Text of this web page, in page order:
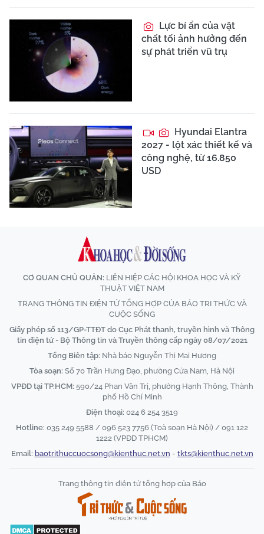
Lực bí ẩn của vật
chất tối ảnh hưởng đến
sự phát triển vũ trụ
Hyundai Elantra
2027 - lột xác thiết kế và
công nghệ, từ 16.850
USD
CƠ QUAN CHỦ QUẢN: LIÊN HIỆP CÁC HỘI KHOA HỌC VÀ KỸ
THUẬT VIỆT NAM
TRANG THÔNG TIN ĐIỆN TỬ TỔNG HỢP CỦA BÁO TRI THỨC VÀ
CUỘC SỐNG
Giấy phép số 113/GP-TTĐT do Cục Phát thanh, truyền hình và Thông
tin điện tử - Bộ Thông tin và Truyền thông cấp ngày 08/07/2021
Tổng Biên tập: Nhà báo Nguyễn Thị Mai Hương
Tòa soạn: Số 70 Trần Hưng Đạo, phường Cửa Nam, Hà Nội
VPĐD tại TP.HCM: 590/24 Phan Văn Trị, phường Hạnh Thông, Thành
phố Hồ Chí Minh
Điện thoại: 024 6 254 3519
Hotline: 035 249 5588 / 096 523 7756 (Toà soạn Hà Nội) / 091 122
1222 (VPĐD TPHCM)
Email: baotrithuccuocsong@kienthuc.net.vn - tkts@kienthuc.net.vn
Trang thông tin điện tử tổng hợp của Báo